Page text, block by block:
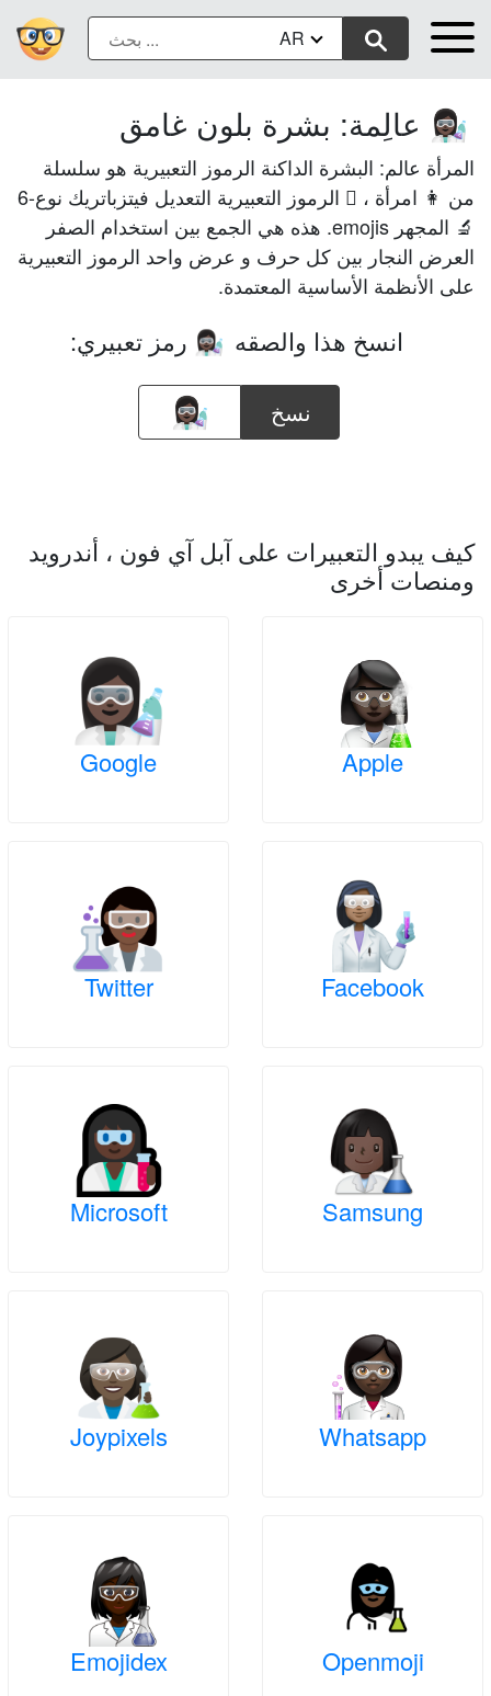
AR
👩🏿‍🔬 عالِمة: بشرة بلون غامق
المرأة عالم: البشرة الداكنة الرموز التعبيرية هو سلسلة
من 👩 امرأة ، 🏿 الرموز التعبيرية التعديل فيتزباتريك نوع-6
🔬 المجهر emojis. هذه هي الجمع بين استخدام الصفر
العرض النجار بين كل حرف و عرض واحد الرموز التعبيرية
على الأنظمة الأساسية المعتمدة.
انسخ هذا والصقه 👩🏿‍🔬 رمز تعبيري:
نسخ
كيف يبدو التعبيرات على آبل آي فون ، أندرويد
ومنصات أخرى
Apple
Google
Facebook
Twitter
Samsung
Microsoft
Whatsapp
Joypixels
Openmoji
Emojidex